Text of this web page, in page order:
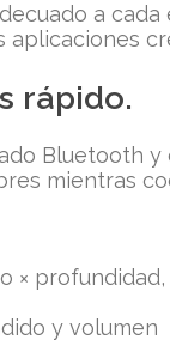
a
rápido.
Bluetooth
mientras
profundidad,
y volumen